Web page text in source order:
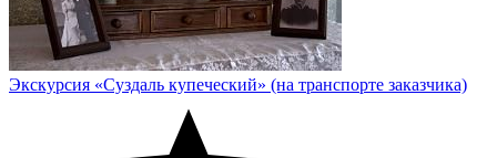
Экскурсия «Суздаль купеческий» (на транспорте заказчика)